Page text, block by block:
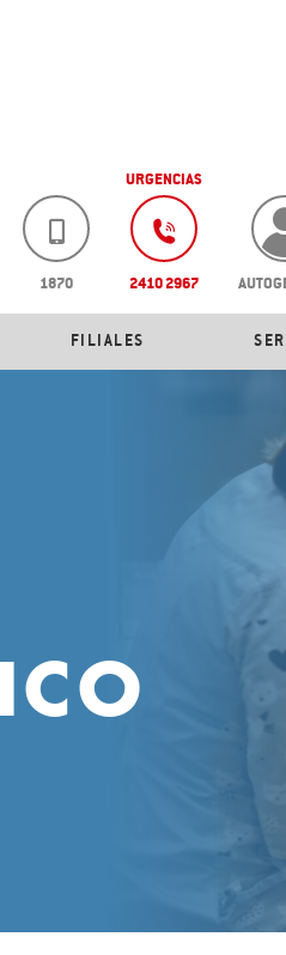
1870
URGENCIAS
2410 2967
FILIALES